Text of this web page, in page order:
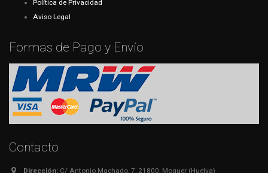
Política de Privacidad
Aviso Legal
Formas de Pago y Envío
Contacto
Dirección: C/ Antonio Machado, 7, 21800, Moguer (Huelva)